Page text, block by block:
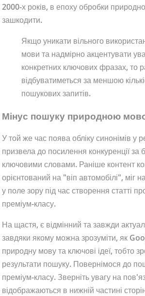
2000-х років, в епоху обробки
зашкодити.
Якщо уникати вільного
мови та надмірно акцентувати
конкретних ключових фразах, то
відбуватиметься за меншою
пошукових запитів.
Мінус пошуку природною
У той же час поява обліку синонімів у
призвела до посилення конкуренції за
ключовими словами. Раніше контент
орієнтований на "віп автомобілі", міг
у поле зору під час створення статті
преміум-класу.
На щастя, є відмінний та завжди
завдяки якому можна зрозуміти, як
природну мову та ключові ідеї, тобто
результати пошуку. Повернімося до
преміум-класу. Зверніть увагу на
відображаються в нижній частині